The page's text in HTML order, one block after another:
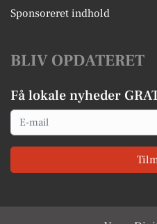
Sponsoreret indhold
BLIV OPDATERET
Få lokale nyheder
Email